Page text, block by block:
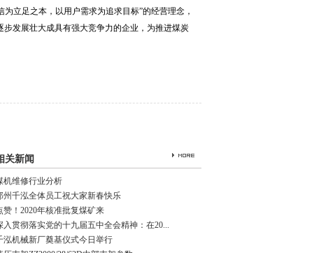
立足之本，以用户需求为追求目标”的经营理念，
发展壮大成具有强大竞争力的企业，为推进煤炭
关新闻
机维修行业分析
州千泓全体员工祝大家新春快乐
赞！2020年核准批复煤矿来
入贯彻落实党的十九届五中全会精神：在20...
泓机械新厂奠基仪式今日举行